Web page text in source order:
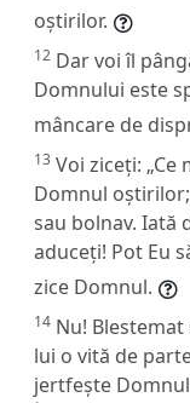
oștirilor.
12 Dar voi îl
Domnului este
mâncare de
13 Voi ziceți:
Domnul
sau bolnav. Iată
aduceți! Pot Eu
zice Domnul.
14 Nu!
lui o vită de
jertfește